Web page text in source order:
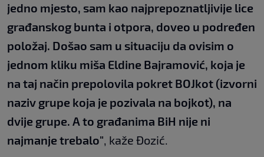
jedno mjesto, sam kao najprepoznatljivije lice
građanskog bunta i otpora, doveo u podređen
položaj. Došao sam u situaciju da ovisim o
jednom kliku miša Eldine Bajramović, koja je
na taj način prepolovila pokret BOJkot (izvorni
naziv grupe koja je pozivala na bojkot), na
dvije grupe. A to građanima BiH nije ni
najmanje trebalo", kaže Đozić.